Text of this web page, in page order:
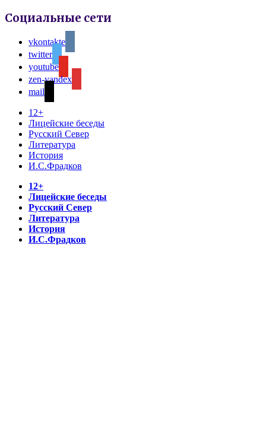
Социальные сети
vkontakte
twitter
youtube
zen-yandex
mail
12+
Лицейские беседы
Русский Север
Литература
История
И.С.Фрадков
12+
Лицейские беседы
Русский Север
Литература
История
И.С.Фрадков